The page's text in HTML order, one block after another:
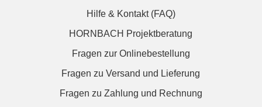
Hilfe & Kontakt (FAQ)
HORNBACH Projektberatung
Fragen zur Onlinebestellung
Fragen zu Versand und Lieferung
Fragen zu Zahlung und Rechnung